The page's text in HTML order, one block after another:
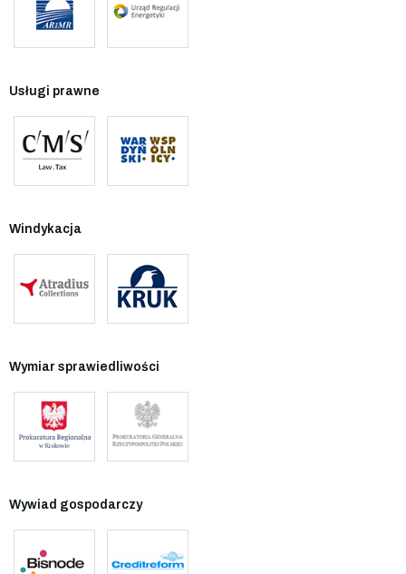
Usługi prawne
Windykacja
Wymiar sprawiedliwości
Wywiad gospodarczy